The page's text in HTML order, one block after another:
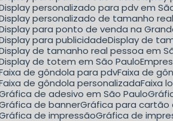
Display personalizado para pdv em
Display personalizado de tamanho
Display para ponto de venda na
Display para publicidade Display de
Display de tamanho real pessoa em
Display de totem em São Paulo
Faixa de gôndola para pdv Faixa de
Faixa de gôndola personalizada Faixa
Gráfica de adesivo em São Paulo
Gráfica de banner Gráfica para
Gráfica de impressão Gráfica de